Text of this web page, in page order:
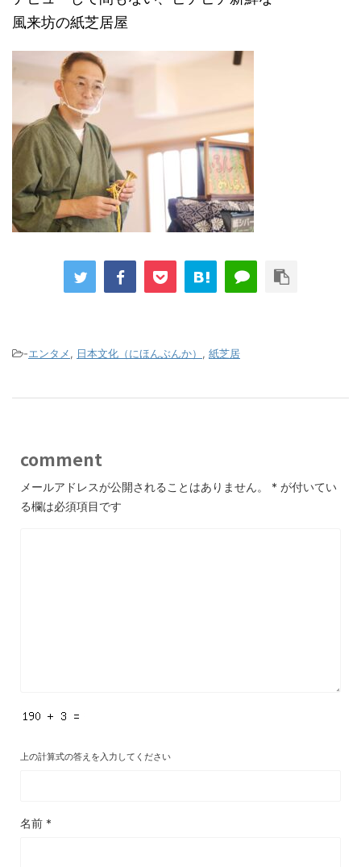
風来坊の紙芝居屋
-エンタメ, 日本文化（にほんぶんか） , 紙芝居
comment
メールアドレスが公開されることはありません。 * が付いてい
る欄は必須項目です
上の計算式の答えを入力してください
名前 *